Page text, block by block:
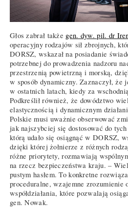
Głos zabrał także gen. dyw. pil. dr
operacyjny rodzajów sił zbrojnych,
DORSZ, wskazał na posiadanie
potrzebnej do prowadzenia nadzoru
przestrzenią powietrzną i morską,
w sposób dynamiczny. Zaznaczył, że
w ostatnich latach, kiedy za
Podkreślił również, że dowództwo
elastycznością i dynamicznym
Polskie musi uważnie obserwować
jak najszybciej się dostosować do
którą udało się osiągnąć w DORSZ,
dzięki której żołnierze z różnych
różne priorytety, rozmawiają
na rzecz bezpieczeństwa kraju. –
pustym hasłem. To konkretne
proceduralne, wzajemne zrozumienie
współdziałania, które pozwalają
gen. Nowak.